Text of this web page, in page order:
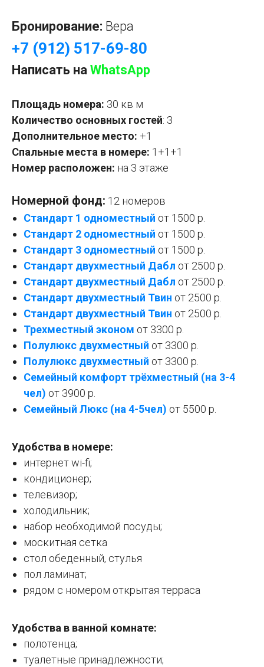
Бронирование: Вера
+7 (912) 517-69-80
Написать на WhatsApp
Площадь номера: 30 кв м
Количество основных гостей: 3
Дополнительное место: +1
Спальные места в номере: 1+1+1
Номер расположен: на 3 этаже
Номерной фонд: 12 номеров
Стандарт 1 одноместный от 1500 р.
Стандарт 2 одноместный от 1500 р.
Стандарт 3 одноместный от 1500 р.
Стандарт двухместный Дабл от 2500 р.
Стандарт двухместный Дабл от 2500 р.
Стандарт двухместный Твин от 2500 р.
Стандарт двухместный Твин от 2500 р.
Трехместный эконом от 3300 р.
Полулюкс двухместный от 3300 р.
Полулюкс двухместный от 3300 р.
Семейный комфорт трёхместный (на 3-4
чел) от 3900 р.
Семейный Люкс (на 4-5чел) от 5500 р.
Удобства в номере:
интернет wi-fi;
кондиционер;
телевизор;
холодильник;
набор необходимой посуды;
москитная сетка
стол обеденный, стулья
пол ламинат;
рядом с номером открытая терраса
Удобства в ванной комнате:
полотенца;
туалетные принадлежности;